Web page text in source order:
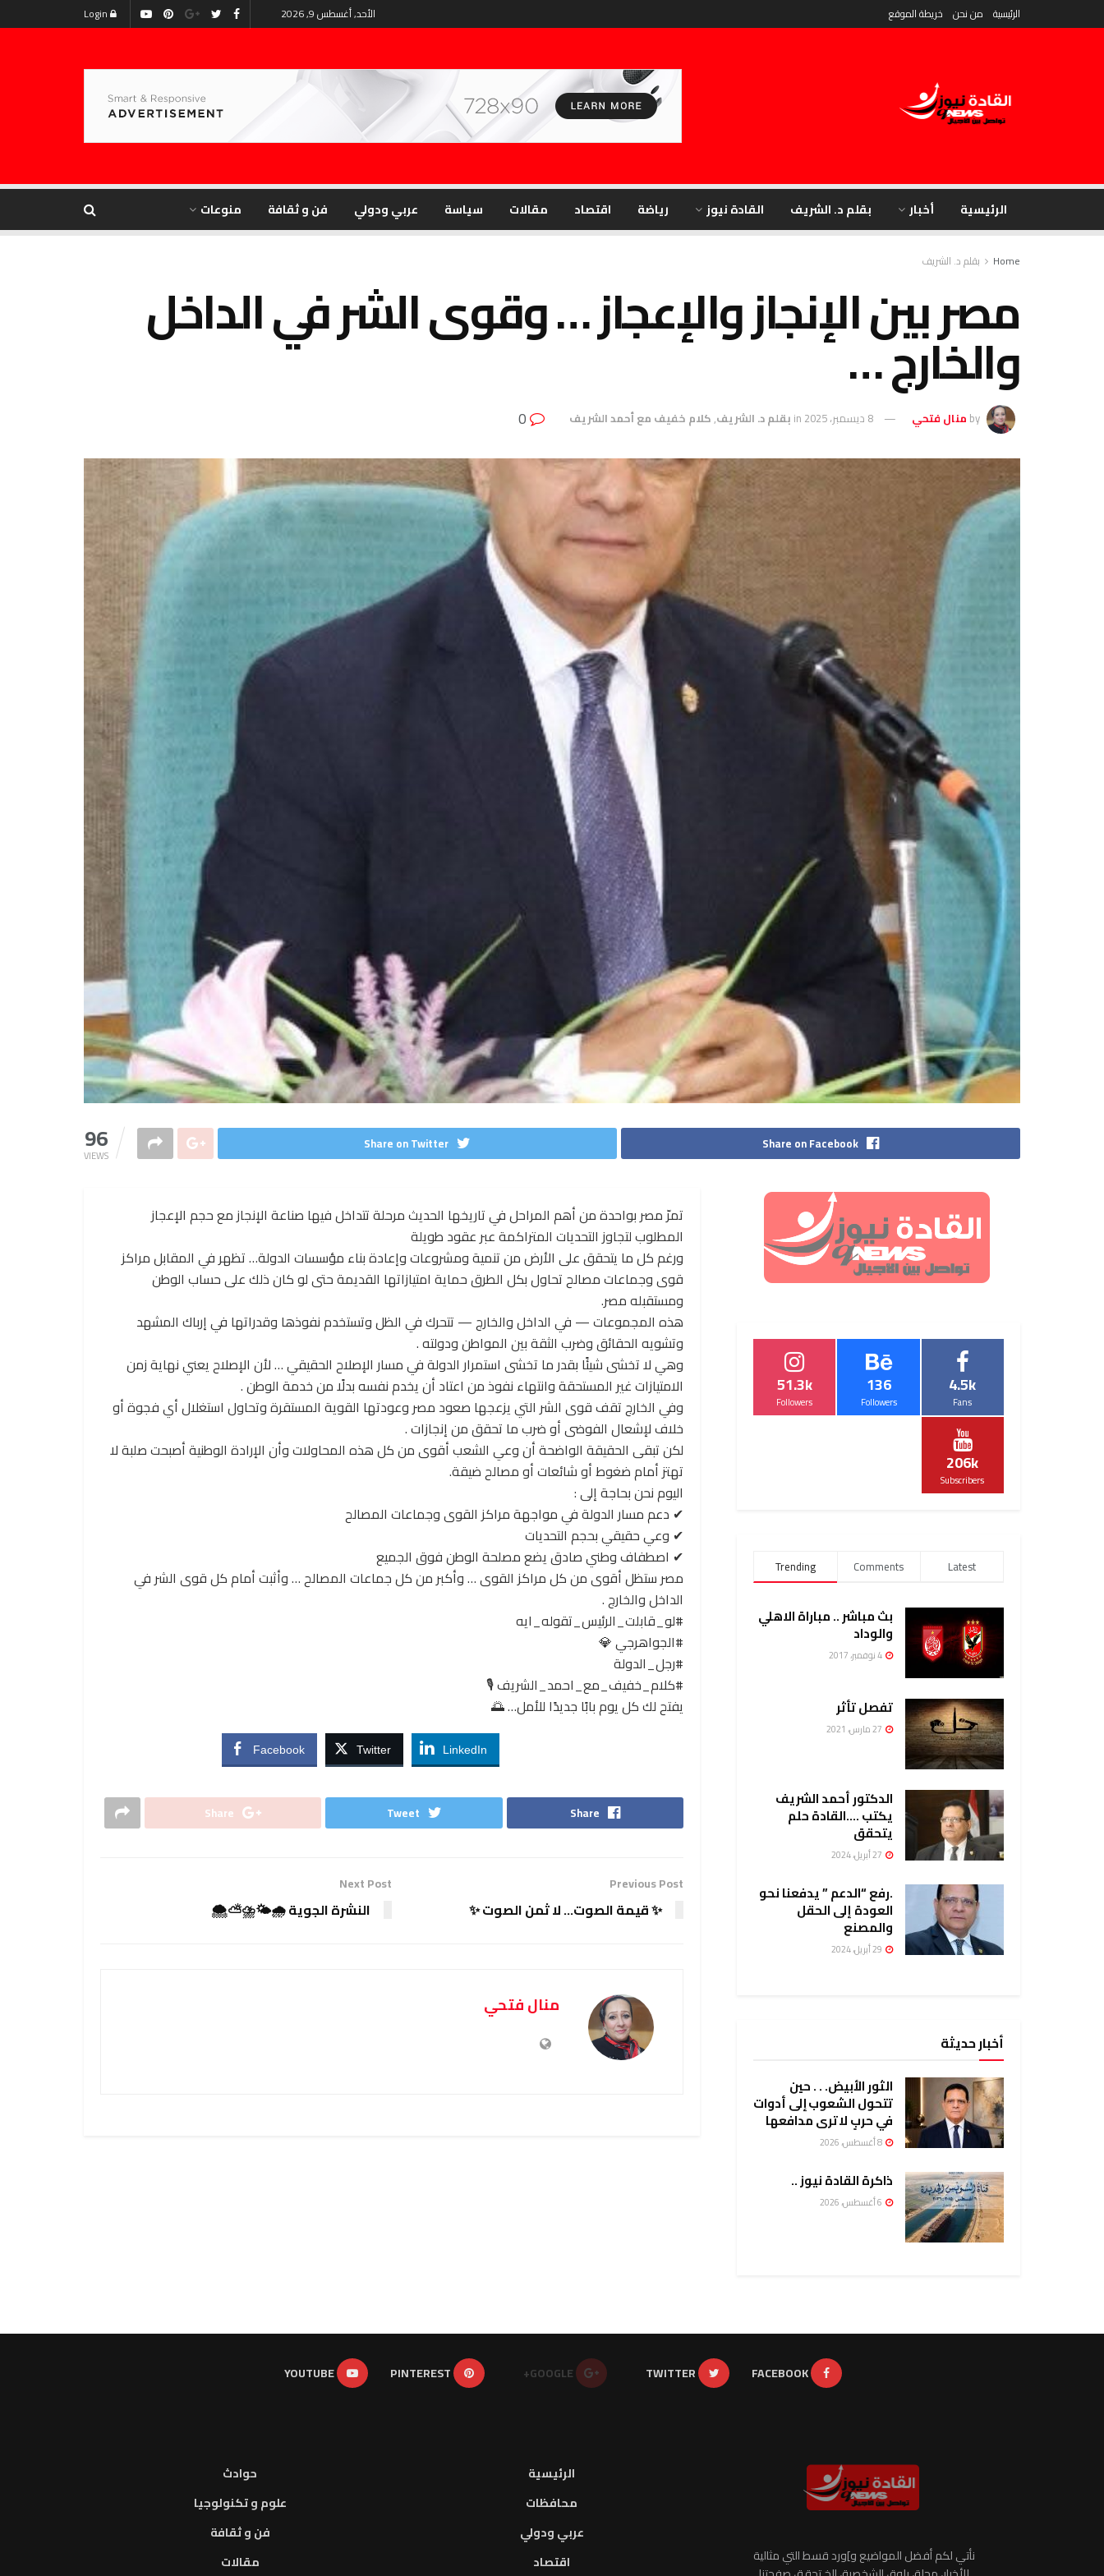
الرئيسية من نحن خريطة الموقع الأحد, أغسطس 9, 2026
الرئيسية أخبار بقلم د. الشريف القادة نيوز رياضة اقتصاد مقالات سياسة عربي ودولي فن و ثقافة منوعات
Home بقلم د. الشريف
مصر بين الإنجاز والإعجاز … وقوى الشر في الداخل
والخارج …
by منال فتحي 8 ديسمبر، 2025 in بقلم د. الشريف,كلام خفيف مع أحمد الشريف
96
VIEWS
Share on Facebook
Share on Twitter
تمرّ مصر بواحدة من أهم المراحل في تاريخها الحديث مرحلة تتداخل فيها صناعة الإنجاز مع حجم الإعجاز
المطلوب لتجاوز التحديات المتراكمة عبر عقود طويلة
ورغم كل ما يتحقق على الأرض من تنمية ومشروعات وإعادة بناء مؤسسات الدولة… تظهر في المقابل مراكز
قوى وجماعات مصالح تحاول بكل الطرق حماية امتيازاتها القديمة حتى لو كان ذلك على حساب الوطن
ومستقبله مصر.
هذه المجموعات — في الداخل والخارج — تتحرك في الظل وتستخدم نفوذها وقدراتها في إرباك المشهد
وتشويه الحقائق وضرب الثقة بين المواطن ودولته .
وهي لا تخشى شيئًا بقدر ما تخشى استمرار الدولة في مسار الإصلاح الحقيقي … لأن الإصلاح يعني نهاية زمن
الامتيازات غير المستحقة وانتهاء نفوذ من اعتاد أن يخدم نفسه بدلًا من خدمة الوطن .
وفي الخارج تقف قوى الشر التي يزعجها صعود مصر وعودتها القوية المستقرة وتحاول استغلال أي فجوة أو
خلاف لإشعال الفوضى أو ضرب ما تحقق من إنجازات .
لكن تبقى الحقيقة الواضحة أن وعي الشعب أقوى من كل هذه المحاولات وأن الإرادة الوطنية أصبحت صلبة لا
تهتز أمام ضغوط أو شائعات أو مصالح ضيقة.
اليوم نحن بحاجة إلى :
✔ دعم مسار الدولة في مواجهة مراكز القوى وجماعات المصالح
✔ وعي حقيقي بحجم التحديات
✔ اصطفاف وطني صادق يضع مصلحة الوطن فوق الجميع
مصر ستظل أقوى من كل مراكز القوى … وأكبر من كل جماعات المصالح … وأثبت أمام كل قوى الشر في
الداخل والخارج .
#لو_قابلت_الرئيس_تقوله_ايه
#الجواهرجي 💎
#رجل_الدولة
#كلام_خفيف_مع_احمد_الشريف 🎙️
يفتح لك كل يوم بابًا جديدًا للأمل… 🌅
Facebook Twitter LinkedIn
Share
Tweet
Share
Previous Post
✨ قيمة الصوت… لا ثمن الصوت ✨
Next Post
النشرة الجوية 🌧🌤⛈️⛅️🌨
منال فتحي
4.5k
Fans
136
Followers
51.3k
Followers
206k
Subscribers
Trending Comments Latest
بث مباشر .. مباراة الاهلي
والوداد
تفصل تأثر
الدكتور أحمد الشريف
يكتب ….القادة حلم
يتحقق
.رفع “الدعم ” يدفعنا نحو
العودة إلى الحقل
والمصنع
أخبار حديثة
الثور الأبيض. . . حين
تتحول الشعوب إلى أدوات
في حربٍ لا ترى مدافعها
ذاكرة القادة نيوز ..
FACEBOOK
TWITTER
GOOGLE+
PINTEREST
YOUTUBE
نأتي لكم أفضل المواضيع و]ورد قسط التي مثالية
الرئيسية
محافظات
عربي ودولي
اقتصاد
حوادث
علوم و تكنولوجيا
فن و ثقافة
مقالات